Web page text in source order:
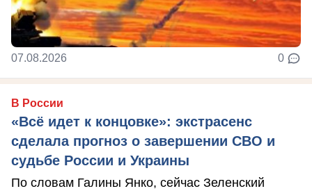
07.08.2026 0
В России
«Всё идет к концовке»: экстрасенс
сделала прогноз о завершении СВО и
судьбе России и Украины
По словам Галины Янко, сейчас Зеленский